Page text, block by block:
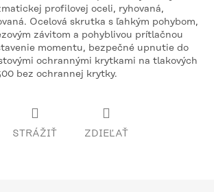
profilovej oceli, ryhovaná,
Ocelová skrutka s ľahkým pohybom,
závitom a pohyblivou prítlačnou
momentu, bezpečné upnutie do
ochrannými krytkami na tlakových
bez ochrannej krytky.
STRÁŽIŤ ZDIEĽAŤ